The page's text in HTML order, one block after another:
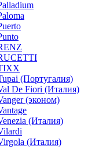
(Португалия)
De Fiori (Италия)
(эконом)
(Италия)
(Италия)